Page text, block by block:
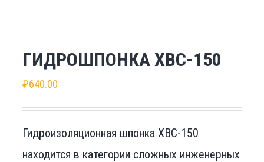
ГИДРОШПОНКА ХВС-150
₽640.00
Гидроизоляционная шпонка ХВС-150
находится в категории сложных инженерных